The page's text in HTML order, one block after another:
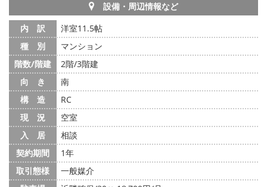
設備・周辺情報など
内 訳
洋室11.5帖
種 別
マンション
階数/階建
2階/3階建
向 き
南
構 造
RC
現 況
空室
入 居
相談
契約期間
1年
取引態様
一般媒介